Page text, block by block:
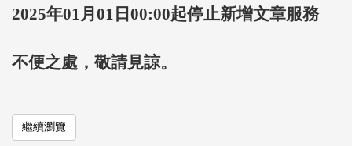
2025年01月01日00:00起停止新增文章服務
不便之處，敬請見諒。
繼續瀏覽